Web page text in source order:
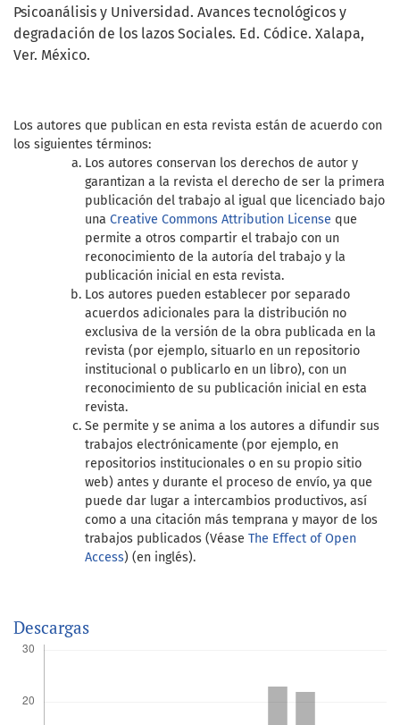
Psicoanálisis y Universidad. Avances tecnológicos y
degradación de los lazos Sociales. Ed. Códice. Xalapa,
Ver. México.
Los autores que publican en esta revista están de acuerdo con
los siguientes términos:
Los autores conservan los derechos de autor y
garantizan a la revista el derecho de ser la primera
publicación del trabajo al igual que licenciado bajo
una Creative Commons Attribution License que
permite a otros compartir el trabajo con un
reconocimiento de la autoría del trabajo y la
publicación inicial en esta revista.
Los autores pueden establecer por separado
acuerdos adicionales para la distribución no
exclusiva de la versión de la obra publicada en la
revista (por ejemplo, situarlo en un repositorio
institucional o publicarlo en un libro), con un
reconocimiento de su publicación inicial en esta
revista.
Se permite y se anima a los autores a difundir sus
trabajos electrónicamente (por ejemplo, en
repositorios institucionales o en su propio sitio
web) antes y durante el proceso de envío, ya que
puede dar lugar a intercambios productivos, así
como a una citación más temprana y mayor de los
trabajos publicados (Véase The Effect of Open
Access) (en inglés).
Descargas